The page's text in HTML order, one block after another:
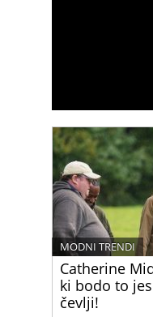
Catherine
ki bodo to
čevlji!
MODNI TRENDI